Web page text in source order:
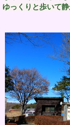
ゆっくりと歩いて